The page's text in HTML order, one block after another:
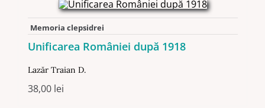
Memoria clepsidrei
Unificarea României după 1918
Lazăr Traian D.
38,00 lei